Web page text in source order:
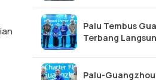
Palu Tembus
Terbang
Palu-Guangzhou